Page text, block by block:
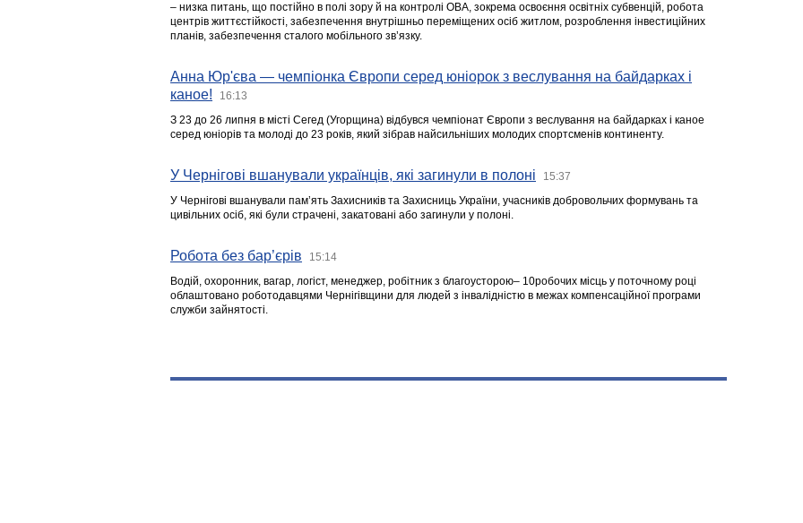
– низка питань, що постійно в полі зору й на контролі ОВА, зокрема освоєння освітніх субвенцій, робота
центрів життєстійкості, забезпечення внутрішньо переміщених осіб житлом, розроблення інвестиційних
планів, забезпечення сталого мобільного зв’язку.
Анна Юр'єва — чемпіонка Європи серед юніорок з веслування на байдарках і
каное!
16:13
З 23 до 26 липня в місті Сегед (Угорщина) відбувся чемпіонат Європи з веслування на байдарках і каное
серед юніорів та молоді до 23 років, який зібрав найсильніших молодих спортсменів континенту.
У Чернігові вшанували українців, які загинули в полоні 15:37
У Чернігові вшанували пам’ять Захисників та Захисниць України, учасників добровольчих формувань та
цивільних осіб, які були страчені, закатовані або загинули у полоні.
Робота без бар’єрів 15:14
Водій, охоронник, вагар, логіст, менеджер, робітник з благоусторою– 10робочих місць у поточному році
облаштовано роботодавцями Чернігівщини для людей з інвалідністю в межах компенсаційної програми
служби зайнятості.